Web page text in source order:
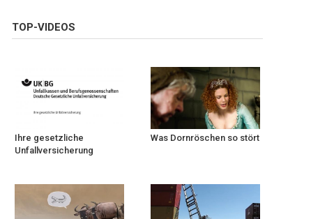
TOP-VIDEOS
Ihre gesetzliche
Unfallversicherung
Was Dornröschen so stört